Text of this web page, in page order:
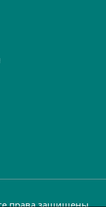
права защищены.